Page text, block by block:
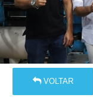
VOLTAR